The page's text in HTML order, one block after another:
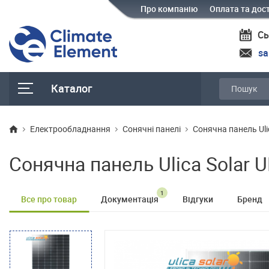
Про компанію Оплата та
Каталог
Електрообладнання Сонячні панелі Cонячна панель
Cонячна панель Ulica Solar
Все про товар Документація
1
Відгуки Бренд